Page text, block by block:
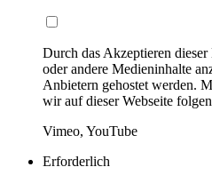
Durch das Akzeptieren
oder andere Medieninhalte
Anbietern gehostet werden.
wir auf dieser Webseite
Vimeo, YouTube
Erforderlich